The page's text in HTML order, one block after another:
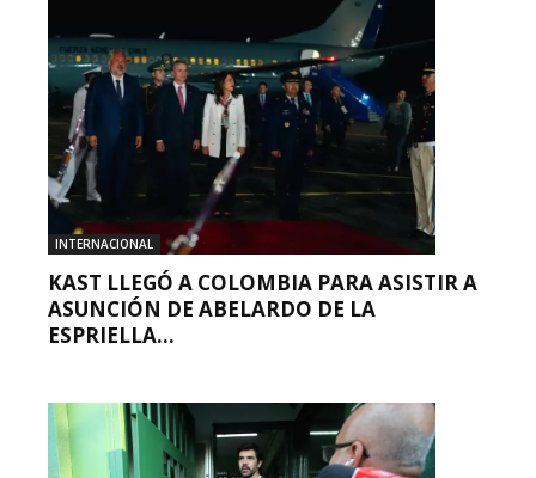
INTERNACIONAL
KAST LLEGÓ A COLOMBIA PARA ASISTIR A
ASUNCIÓN DE ABELARDO DE LA
ESPRIELLA...